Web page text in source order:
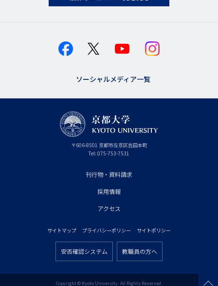
ソーシャルメディア一覧
〒606-8501 京
都
府
京都市左京区吉田本町
Tel: 075-753-7531
刊行物・資料請求
採用情報
アクセス
タ
サイトマップ プライバシーポリシー サイトポリシー
ッ
安否確認システム 教職員の方へ
Copyright © Kyoto University. All Rights Reserved.